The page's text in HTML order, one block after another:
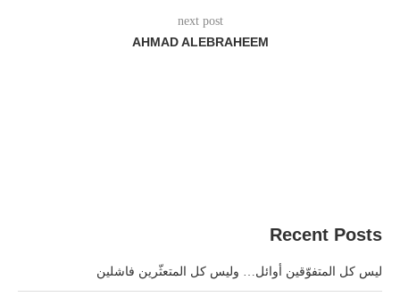
next post
AHMAD ALEBRAHEEM
Recent Posts
ليس كل المتفوّقين أوائل… وليس كل المتعثّرين فاشلين